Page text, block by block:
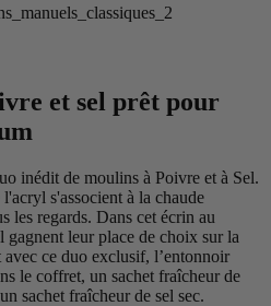
et sel prêt pour
inédit de moulins à Poivre et à Sel.
s'associent à la chaude
les regards. Dans cet écrin au
leur place de choix sur la
ce duo exclusif, l’entonnoir
le coffret, un sachet fraîcheur de
sachet fraîcheur de sel sec.